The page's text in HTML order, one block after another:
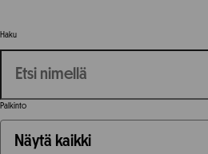
Haku
Palkinto